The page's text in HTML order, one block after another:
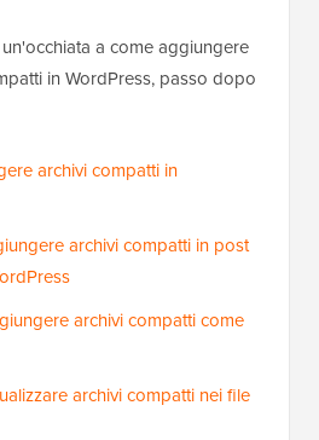
a come aggiungere
in WordPress, passo dopo
archivi compatti in
archivi compatti in post
archivi compatti come
archivi compatti nei file